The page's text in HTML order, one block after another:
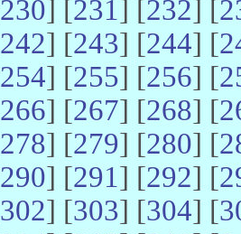
230] [231] [232] [
242] [243] [244] [
254] [255] [256] [
266] [267] [268] [
278] [279] [280] [
290] [291] [292] [
302] [303] [304] [